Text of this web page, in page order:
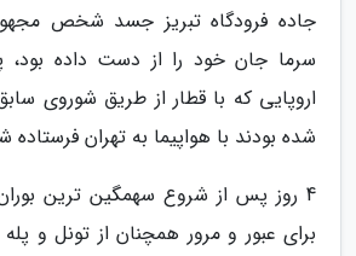
جاده فرودگاه تبریز جسد شخص
اروپایی که با قطار از طریق شوروی سابق
شده بودند با هواپیما به تهران فرستاده
4 روز پس از شروع سهمگین ترین
برای عبور و مرور همچنان از تونل و